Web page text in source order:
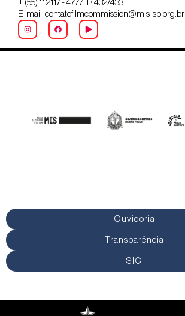
+ (55) 11 2117 - 4777 R 432/433
E-mail: contatofilmcommission@mis-sp.org.br
Ouvidoria
Transparência
SIC